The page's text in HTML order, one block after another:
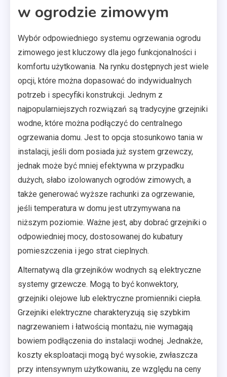
w ogrodzie zimowym
Wybór odpowiedniego systemu ogrzewania ogrodu
zimowego jest kluczowy dla jego funkcjonalności i
komfortu użytkowania. Na rynku dostępnych jest wiele
opcji, które można dopasować do indywidualnych
potrzeb i specyfiki konstrukcji. Jednym z
najpopularniejszych rozwiązań są tradycyjne grzejniki
wodne, które można podłączyć do centralnego
ogrzewania domu. Jest to opcja stosunkowo tania w
instalacji, jeśli dom posiada już system grzewczy,
jednak może być mniej efektywna w przypadku
dużych, słabo izolowanych ogrodów zimowych, a
także generować wyższe rachunki za ogrzewanie,
jeśli temperatura w domu jest utrzymywana na
niższym poziomie. Ważne jest, aby dobrać grzejniki o
odpowiedniej mocy, dostosowanej do kubatury
pomieszczenia i jego strat cieplnych.
Alternatywą dla grzejników wodnych są elektryczne
systemy grzewcze. Mogą to być konwektory,
grzejniki olejowe lub elektryczne promienniki ciepła.
Grzejniki elektryczne charakteryzują się szybkim
nagrzewaniem i łatwością montażu, nie wymagają
bowiem podłączenia do instalacji wodnej. Jednakże,
koszty eksploatacji mogą być wysokie, zwłaszcza
przy intensywnym użytkowaniu, ze względu na ceny